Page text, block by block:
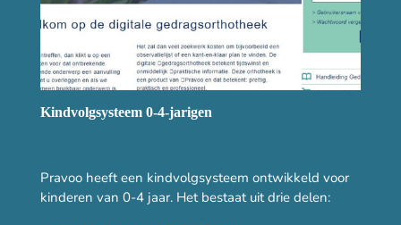
Kindvolgsysteem 0-4-jarigen
Pravoo heeft een kindvolgsysteem ontwikkeld voor
kinderen van 0-4 jaar. Het bestaat uit drie delen: